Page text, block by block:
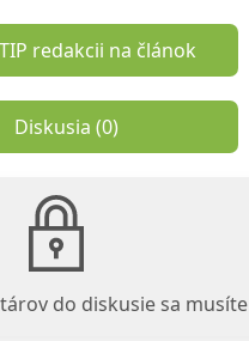
redakcii na článok
Diskusia (0)
do diskusie sa musíte